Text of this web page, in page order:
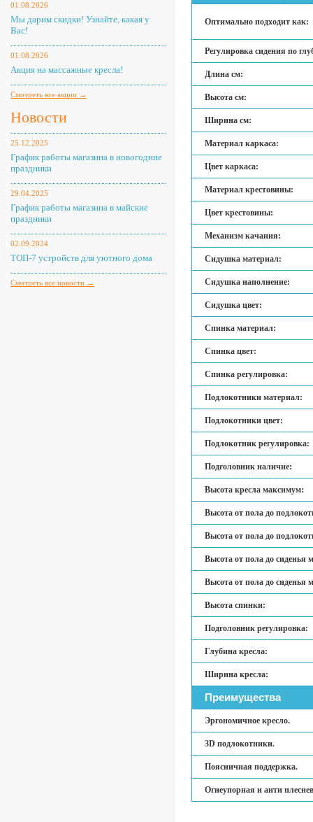
01.08.2026
Мы дарим скидки! Узнайте, какая у
Вас!
01.08.2026
Акция на массажные кресла!
Смотреть все акции →
Новости
25.12.2025
График работы магазина в новогодние
праздники
29.04.2025
График работы магазина в майские
праздники
02.09.2024
ТОП-7 устройств для уютного дома
Смотреть все новости →
Оптимально подходит как:
Регулировка сидения по
Длина см:
Высота см:
Ширина см:
Материал каркаса:
Цвет каркаса:
Материал крестовины:
Цвет крестовины:
Механизм качания:
Сидушка материал:
Сидушка наполнение:
Сидушка цвет:
Спинка материал:
Спинка цвет:
Спинка регулировка:
Подлокотники материал:
Подлокотники цвет:
Подлокотник регулировка:
Подголовник наличие:
Высота кресла максимум:
Высота от пола до
Высота от пола до
Высота от пола до сиденья
Высота от пола до сиденья
Высота спинки:
Подголовник регулировка:
Глубина кресла:
Ширина кресла:
Преимущества
Эргономичное кресло.
3D подлокотники.
Поясничная поддержка.
Огнеупорная и анти